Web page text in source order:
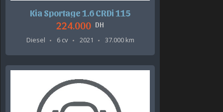
Kia Sportage 1.6 CRDi 115
224.000 DH
Diesel
6 cv 2021 37.000 km